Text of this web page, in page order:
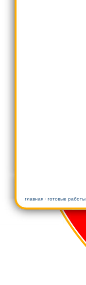
главная › готовые работы